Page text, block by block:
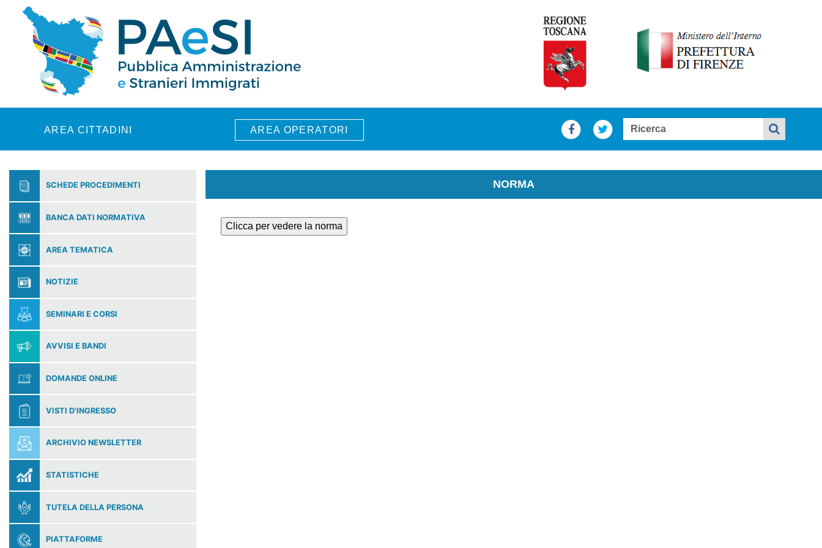
Skip to main content
AREA CITTADINI AREA OPERATORI
SCHEDE PROCEDIMENTI
BANCA DATI NORMATIVA
AREA TEMATICA
NOTIZIE
SEMINARI E CORSI
AVVISI E BANDI
DOMANDE ONLINE
VISTI D'INGRESSO
ARCHIVIO NEWSLETTER
STATISTICHE
TUTELA DELLA PERSONA
PIATTAFORME
NORMA
Clicca per vedere la norma